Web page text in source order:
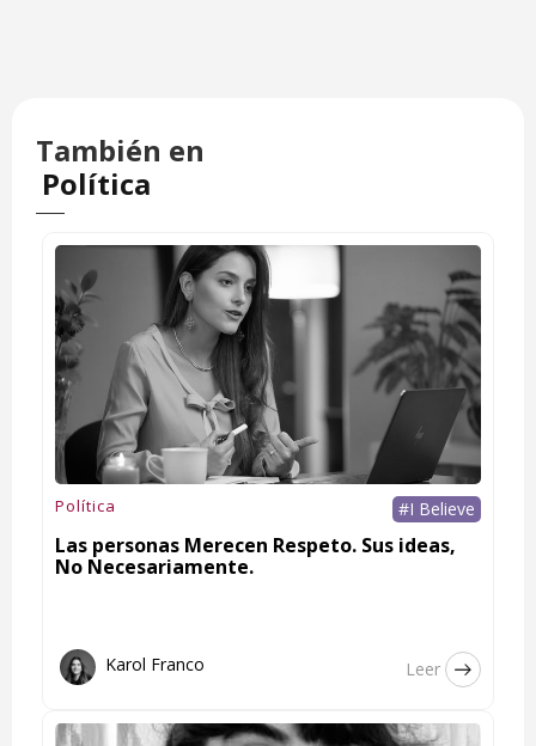
También en
Política
Política #I Believe
Las personas Merecen Respeto. Sus ideas,
No Necesariamente.
Karol Franco Leer